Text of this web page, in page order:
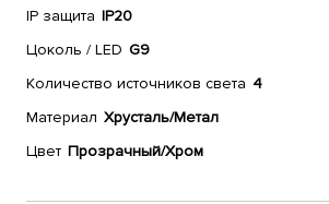
IP защита IP20
Цоколь / LED G9
Количество источников света 4
Материал Хрусталь/Метал
Цвет Прозрачный/Хром